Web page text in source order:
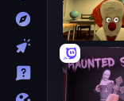
Death Attraction: Horror Game